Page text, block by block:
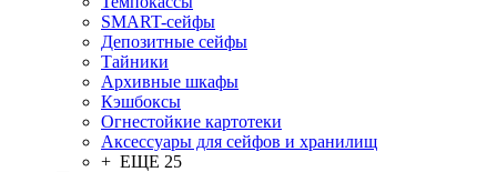
SMART-сейфы
Депозитные сейфы
Тайники
Архивные шкафы
Кэшбоксы
Огнестойкие картотеки
Аксессуары для сейфов и хранилищ
+ ЕЩЕ 25